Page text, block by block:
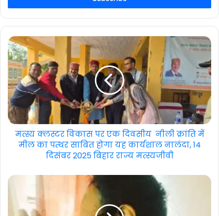
मत्स्य क्लस्टर विकास पर एक दिवसीय नीली क्रांति में
मील का पत्थर साबित होगा यह कार्यशाल नालंदा, 14
दिसंबर 2025 बिहार राज्य मत्स्यजीवी